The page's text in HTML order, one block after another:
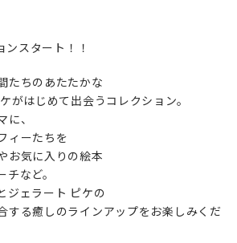
スタート！！
たちのあたたかな
がはじめて出会うコレクション。
に、
ィーたちを
お気に⼊りの絵本
など。
ジェラート ピケの
する癒しのラインアップをお楽しみくだ